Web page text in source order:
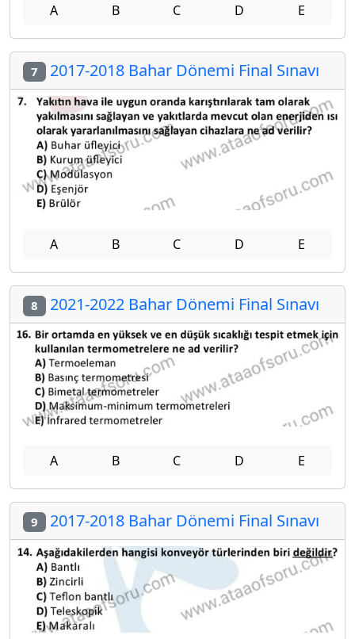
A B C D E
7 2017-2018 Bahar Dönemi Final Sınavı
A B C D E
8 2021-2022 Bahar Dönemi Final Sınavı
A B C D E
9 2017-2018 Bahar Dönemi Final Sınavı